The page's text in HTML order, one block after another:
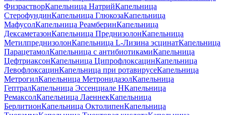
ФизрастворКапельница НатрийКапельница
СтерофундинКапельница ГлюкозаКапельница
МафусолКапельница РеамберинКапельница
ДексаметазонКапельница ПреднизолонКапельница
МетилпреднизолонКапельница L-Лизина эсцинатКапельница
ПарацетамолКапельница с антибиотикамиКапельница
ЦефтриаксонКапельница ЦипрофлоксацинКапельница
ЛевофлоксацинКапельница при ротавирусеКапельница
МетрогилКапельница МетронидазолКапельница
ГептралКапельница Эссенциале НКапельница
РемаксолКапельница ЛаеннекКапельница
БерлитионКапельница ОктолипенКапельница